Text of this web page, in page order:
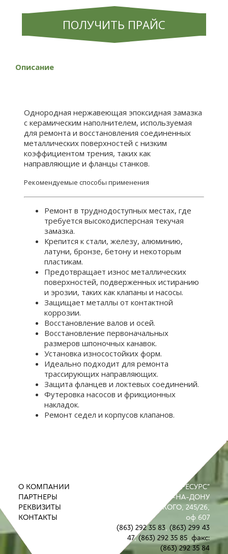
ПОЛУЧИТЬ ПРАЙС
Описание
Однородная нержавеющая эпоксидная замазка
с керамическим наполнителем, используемая
для ремонта и восстановления соединенных
металлических поверхностей с низким
коэффициентом трения, таких как
направляющие и фланцы станков.
Рекомендуемые способы применения
Ремонт в труднодоступных местах, где
требуется высокодисперсная текучая
замазка.
Крепится к стали, железу, алюминию,
латуни, бронзе, бетону и некоторым
пластикам.
Предотвращает износ металлических
поверхностей, подверженных истиранию
и эрозии, таких как клапаны и насосы.
Защищает металлы от контактной
коррозии.
Восстановление валов и осей.
Восстановление первоначальных
размеров шпоночных канавок.
Установка износостойких форм.
Идеально подходит для ремонта
трассирующих направляющих.
Защита фланцев и локтевых соединений.
Футеровка насосов и фрикционных
накладок.
Ремонт седел и корпусов клапанов.
О КОМПАНИИ
ПАРТНЕРЫ
РЕКВИЗИТЫ
КОНТАКТЫ
ООО "ПРОМРЕСУРС"
РОСТОВ-НА-ДОНУ
УЛ. М. ГОРЬКОГО, 245/26,
оф 607
(863) 292 35 83,(863) 299 43
47,(863) 292 35 85,факс:
(863) 292 35 84